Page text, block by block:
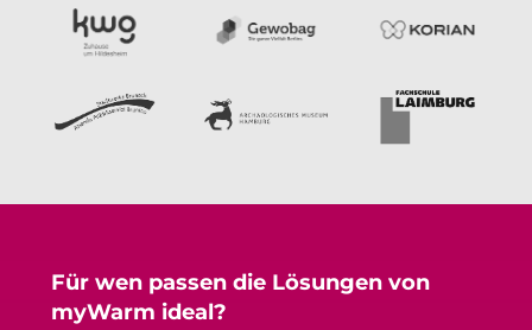
Für wen passen die Lösungen von
myWarm ideal?